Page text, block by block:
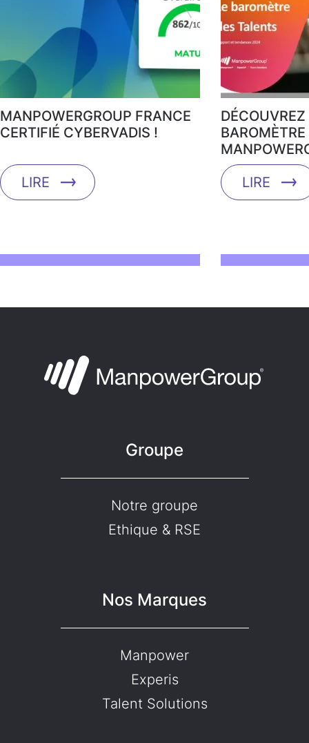
MANPOWERGROUP FRANCE
CERTIFIÉ CYBERVADIS !
LIRE
DÉCOUVREZ
LIRE
Groupe
Notre groupe
Ethique & RSE
Nos Marques
Manpower
Experis
Talent Solutions